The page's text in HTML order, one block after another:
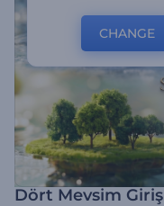
Dört Mevsim Giriş
CHANGE